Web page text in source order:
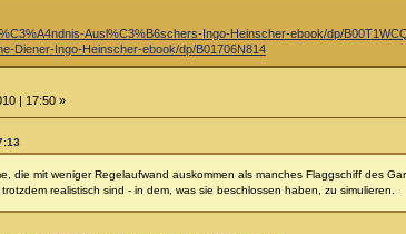
Ausl%C3%B6schers-Ingo-Heinscher-ebook/dp/
Diener-Ingo-Heinscher-ebook/dp/B01706N814
| 17:50 »
die mit weniger Regelaufwand auskommen als manches Flaggschiff des
realistisch sind - in dem, was sie beschlossen haben, zu simulieren.